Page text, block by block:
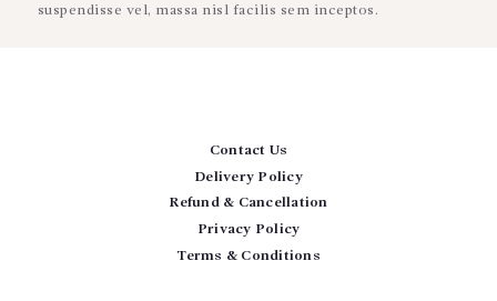
suspendisse vel, massa nisl facilis sem inceptos.
Contact Us
Delivery Policy
Refund & Cancellation
Privacy Policy
Terms & Conditions